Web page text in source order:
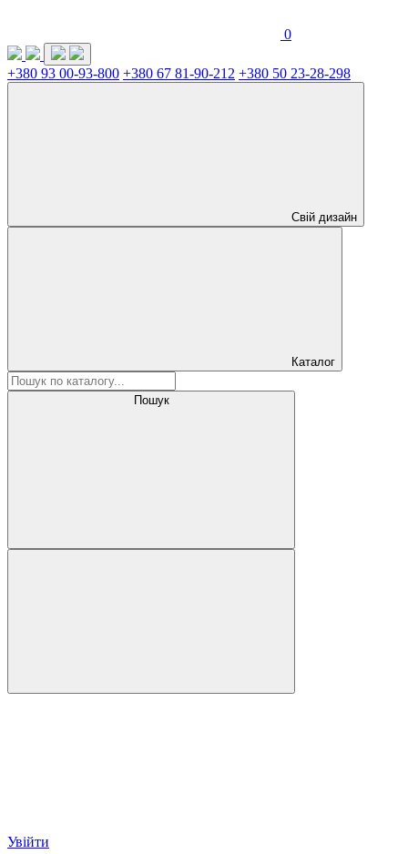
0
+380 93 00-93-800 +380 67 81-90-212 +380 50 23-28-298
Свій дизайн
Каталог
Пошук
Увійти